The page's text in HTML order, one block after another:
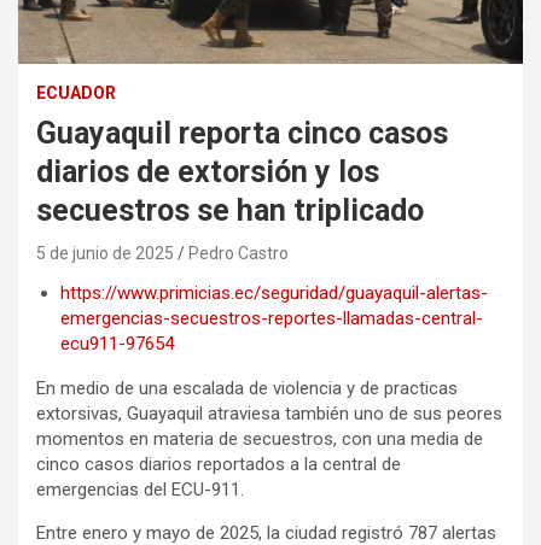
ECUADOR
Guayaquil reporta cinco casos
diarios de extorsión y los
secuestros se han triplicado
5 de junio de 2025 Pedro Castro
https://www.primicias.ec/seguridad/guayaquil-alertas-
emergencias-secuestros-reportes-llamadas-central-
ecu911-97654
En medio de una escalada de violencia y de practicas
extorsivas, Guayaquil atraviesa también uno de sus peores
momentos en materia de secuestros, con una media de
cinco casos diarios reportados a la central de
emergencias del ECU-911.
Entre enero y mayo de 2025, la ciudad registró 787 alertas